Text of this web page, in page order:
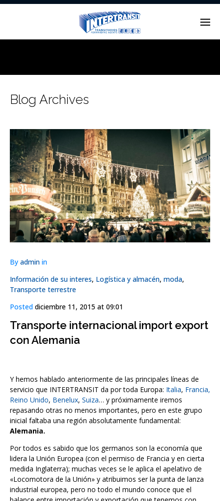
Blog Archives
By admin in
Información de su interes, Logística y almacén, moda,
Transporte terrestre
Posted diciembre 11, 2015 at 09:01
Transporte internacional import export
con Alemania
Y hemos hablado anteriormente de las principales líneas de
servicio que INTERTRANSIT da por toda Europa: Italia, Francia,
Reino Unido, Benelux, Suiza… y próximamente iremos
repasando otras no menos importantes, pero en este grupo
inicial faltaba una región absolutamente fundamental:
Alemania.
Por todos es sabido que los germanos son la economía que
lidera la Unión Europea (con el permiso de Francia y en cierta
medida Inglaterra); muchas veces se le aplica el apelativo de
«Locomotora de la Unión» y atribuimos ser la punta de lanza
industrial europea, pero no todo el mundo conoce que el